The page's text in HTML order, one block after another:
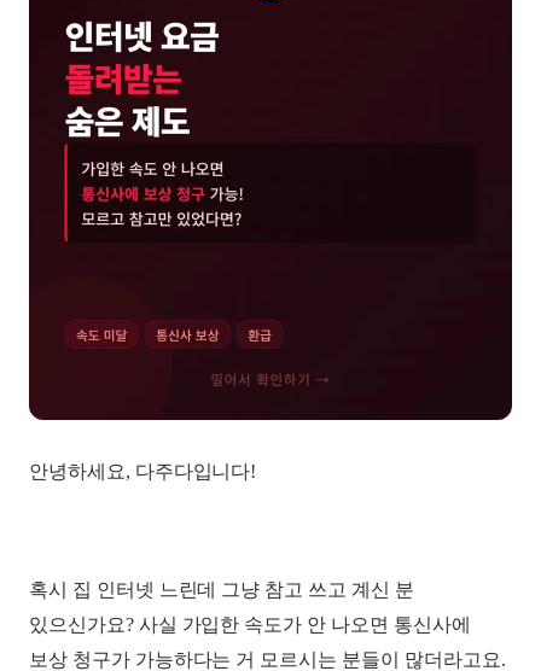
안녕하세요, 다주다입니다!
혹시 집 인터넷 느린데 그냥 참고 쓰고 계신 분
있으신가요? 사실 가입한 속도가 안 나오면 통신사에
보상 청구가 가능하다는 거 모르시는 분들이 많더라고요.